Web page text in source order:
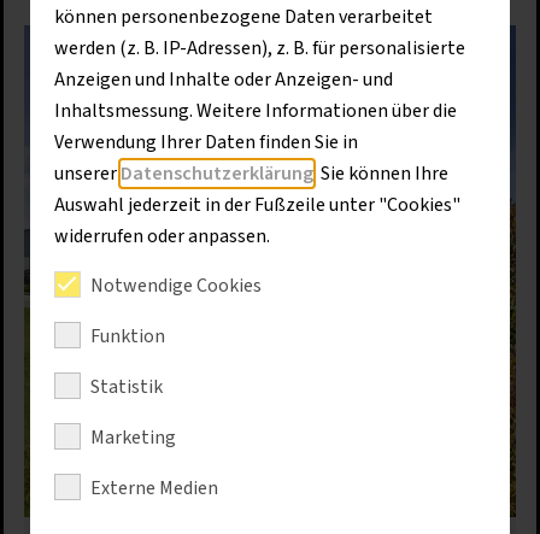
können personenbezogene Daten verarbeitet
werden (z. B. IP-Adressen), z. B. für personalisierte
Anzeigen und Inhalte oder Anzeigen- und
Inhaltsmessung. Weitere Informationen über die
Verwendung Ihrer Daten finden Sie in
unsererDatenschutzerklärung . Sie können Ihre
Auswahl jederzeit in der Fußzeile unter "Cookies"
widerrufen oder anpassen.
Notwendige Cookies
Funktion
Statistik
Marketing
Externe Medien